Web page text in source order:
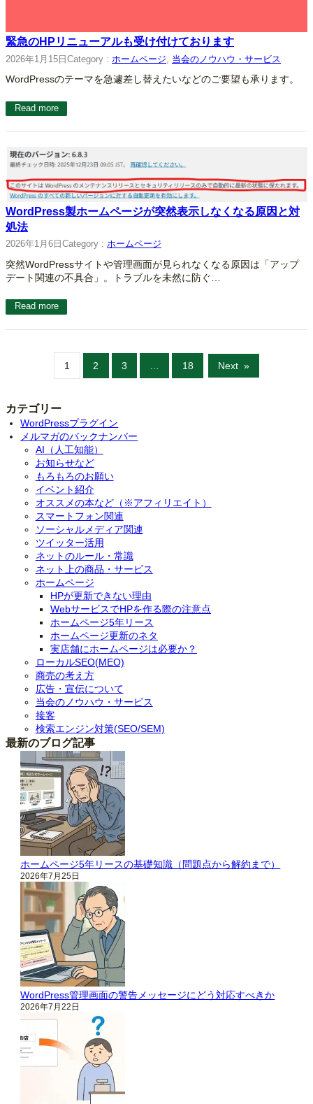
緊急のHPリニューアルも受け付けております
2026年1月15日 Category : ホームページ 当会のノウハウ・サービス
WordPressのテーマを急遽差し替えたいなどのご要望も承ります。
Read more
WordPress製ホームページが突然表示しなくなる原因と対
処法
2026年1月6日 Category : ホームページ
突然WordPressサイトや管理画面が見られなくなる原因は「アップ
デート関連の不具合」。トラブルを未然に防ぐ…
Read more
1 2 3 18 Next »
カテゴリー
WordPressプラグイン
メルマガのバックナンバー
AI（人工知能）
お知らせなど
もろもろのお願い
イベント紹介
オススメの本など（※アフィリエイト）
スマートフォン関連
ソーシャルメディア関連
ツイッター活用
ネットのルール・常識
ネット上の商品・サービス
ホームページ
HPが更新できない理由
WebサービスでHPを作る際の注意点
ホームページ5年リース
ホームページ更新のネタ
実店舗にホームページは必要か？
ローカルSEO(MEO)
商売の考え方
広告・宣伝について
当会のノウハウ・サービス
接客
検索エンジン対策(SEO/SEM)
最新のブログ記事
ホームページ5年リースの基礎知識（問題点から解約まで）
2026年7月25日
WordPress管理画面の警告メッセージにどう対応すべきか
2026年7月22日